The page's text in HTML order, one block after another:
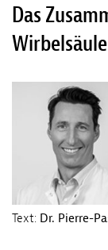
Das
Wirbelsäule
Text: Dr. Pierre-